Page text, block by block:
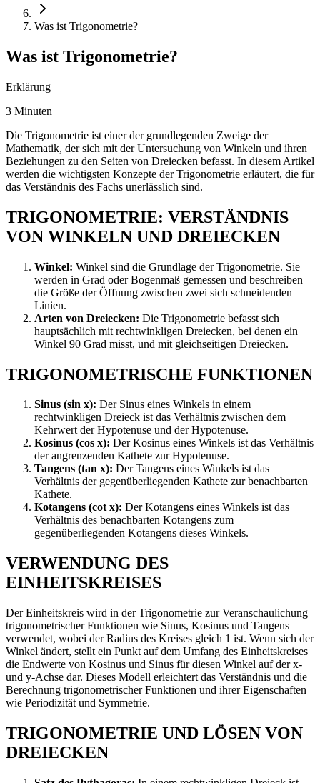
Was ist Trigonometrie?
Was ist Trigonometrie?
Erklärung
3 Minuten
Die Trigonometrie ist einer der grundlegenden Zweige der
Mathematik, der sich mit der Untersuchung von Winkeln und ihren
Beziehungen zu den Seiten von Dreiecken befasst. In diesem Artikel
werden die wichtigsten Konzepte der Trigonometrie erläutert, die für
das Verständnis des Fachs unerlässlich sind.
TRIGONOMETRIE: VERSTÄNDNIS
VON WINKELN UND DREIECKEN
Winkel: Winkel sind die Grundlage der Trigonometrie. Sie
werden in Grad oder Bogenmaß gemessen und beschreiben
die Größe der Öffnung zwischen zwei sich schneidenden
Linien.
Arten von Dreiecken: Die Trigonometrie befasst sich
hauptsächlich mit rechtwinkligen Dreiecken, bei denen ein
Winkel 90 Grad misst, und mit gleichseitigen Dreiecken.
TRIGONOMETRISCHE FUNKTIONEN
Sinus (sin x): Der Sinus eines Winkels in einem
rechtwinkligen Dreieck ist das Verhältnis zwischen dem
Kehrwert der Hypotenuse und der Hypotenuse.
Kosinus (cos x): Der Kosinus eines Winkels ist das Verhältnis
der angrenzenden Kathete zur Hypotenuse.
Tangens (tan x): Der Tangens eines Winkels ist das
Verhältnis der gegenüberliegenden Kathete zur benachbarten
Kathete.
Kotangens (cot x): Der Kotangens eines Winkels ist das
Verhältnis des benachbarten Kotangens zum
gegenüberliegenden Kotangens dieses Winkels.
VERWENDUNG DES
EINHEITSKREISES
Der Einheitskreis wird in der Trigonometrie zur Veranschaulichung
trigonometrischer Funktionen wie Sinus, Kosinus und Tangens
verwendet, wobei der Radius des Kreises gleich 1 ist. Wenn sich der
Winkel ändert, stellt ein Punkt auf dem Umfang des Einheitskreises
die Endwerte von Kosinus und Sinus für diesen Winkel auf der x-
und y-Achse dar. Dieses Modell erleichtert das Verständnis und die
Berechnung trigonometrischer Funktionen und ihrer Eigenschaften
wie Periodizität und Symmetrie.
TRIGONOMETRIE UND LÖSEN VON
DREIECKEN